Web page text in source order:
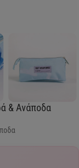
& Ανάποδα